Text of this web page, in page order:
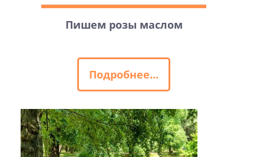
Пишем розы маслом
Подробнее...